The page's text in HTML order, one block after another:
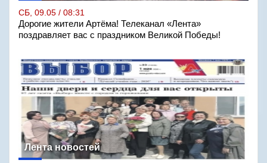
СБ, 09.05 / 08:31
Дорогие жители Артёма! Телеканал «Лента»
поздравляет вас с праздником Великой Победы!
Лента новостей